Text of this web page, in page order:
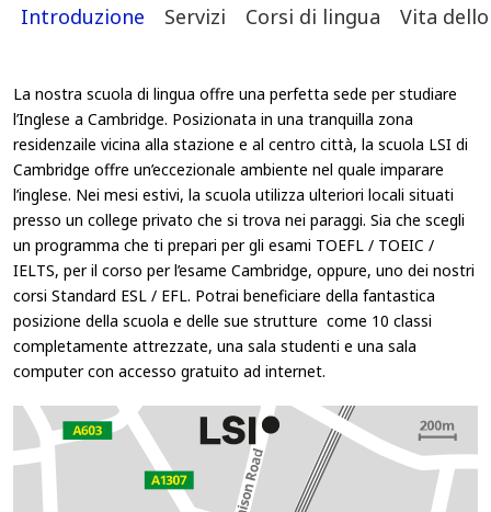
Introduzione Servizi Corsi di lingua Vita
La nostra scuola di lingua offre una perfetta sede per studiare
l’Inglese a Cambridge. Posizionata in una tranquilla zona
residenzaile vicina alla stazione e al centro città, la scuola LSI di
Cambridge offre un’eccezionale ambiente nel quale imparare
l’inglese. Nei mesi estivi, la scuola utilizza ulteriori locali situati
presso un college privato che si trova nei paraggi. Sia che scegli
un programma che ti prepari per gli esami TOEFL / TOEIC /
IELTS, per il corso per l’esame Cambridge, oppure, uno dei nostri
corsi Standard ESL / EFL. Potrai beneficiare della fantastica
posizione della scuola e delle sue strutture come 10 classi
completamente attrezzate, una sala studenti e una sala
computer con accesso gratuito ad internet.